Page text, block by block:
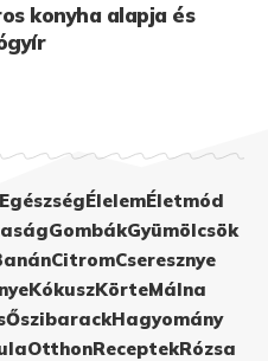
konyha alapja és
EgészségÉlelemÉletmód
GombákGyümölcsök
CitromCseresznye
KókuszKörteMálna
ŐszibarackHagyomány
OtthonReceptekRózsa